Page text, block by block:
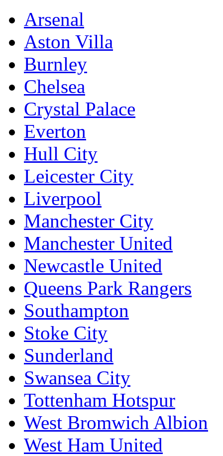
Arsenal
Aston Villa
Burnley
Chelsea
Crystal Palace
Everton
Hull City
Leicester City
Liverpool
Manchester City
Manchester United
Newcastle United
Queens Park Rangers
Southampton
Stoke City
Sunderland
Swansea City
Tottenham Hotspur
West Bromwich Albion
West Ham United